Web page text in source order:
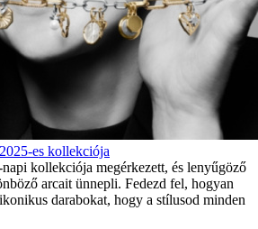
es kollekciója
kollekciója megérkezett, és lenyűgöző
arcait ünnepli. Fedezd fel, hogyan
darabokat, hogy a stílusod minden